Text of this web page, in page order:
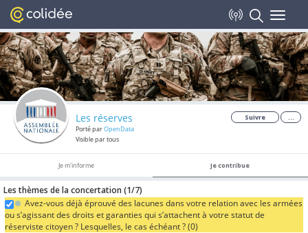
Toggle
Les réserves
Porté parOpenData
Visible par tous
Suivre ...
Je m'informe Je contribue
Les thèmes de la concertation (1/7)
Avez-vous déjà éprouvé des lacunes dans votre relation avec les armées
ou s’agissant des droits et garanties qui s’attachent à votre statut de
réserviste citoyen ? Lesquelles, le cas échéant ? (0)